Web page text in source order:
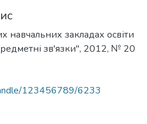
закладах освіти
зв'язки", 2012, № 20
123456789/6233